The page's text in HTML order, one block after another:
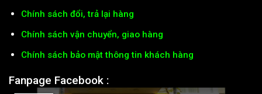
Chính sách đổi, trả lại hàng
Chính sách vận chuyển, giao hàng
Chính sách bảo mật thông tin khách hàng
Fanpage Facebook :